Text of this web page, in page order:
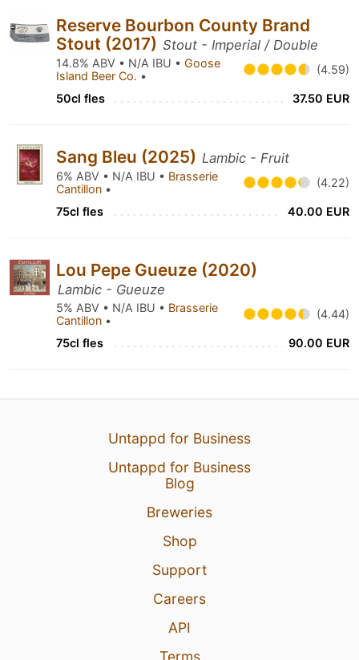
Reserve Bourbon County Brand
Stout (2017) Stout - Imperial / Double
14.8% ABV • N/A IBU • Goose
Island Beer Co. • (4.59)
50cl fles 37.50 EUR
Sang Bleu (2025) Lambic - Fruit
6% ABV • N/A IBU • Brasserie
Cantillon • (4.22)
75cl fles 40.00 EUR
Lou Pepe Gueuze (2020)
Lambic - Gueuze
5% ABV • N/A IBU • Brasserie
Cantillon • (4.44)
75cl fles 90.00 EUR
Untappd for Business
Untappd for Business
Blog
Breweries
Shop
Support
Careers
API
Terms